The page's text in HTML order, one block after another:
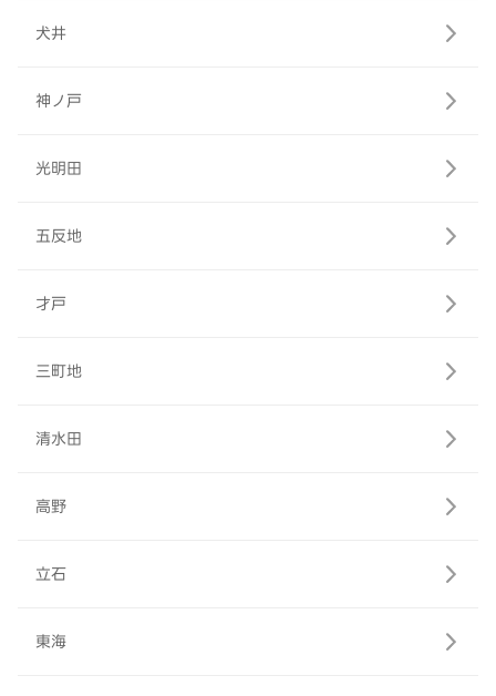
犬井
神ノ戸
光明田
五反地
才戸
三町地
清水田
高野
立石
東海